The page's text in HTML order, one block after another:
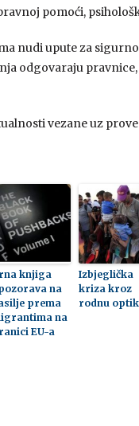
pomoći,
nudi upute za
odgovaraju pravnice,
vezane uz
knjiga
na
prema
na
EU-a
Izbjeglička
kriza kroz
rodnu